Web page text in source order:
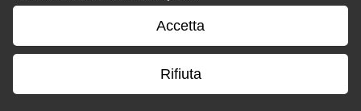
Accetta
Rifiuta